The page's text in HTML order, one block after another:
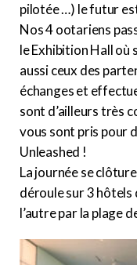
pilotée …) le futur
Nos 4 ootariens
le Exhibition Hall où
aussi ceux des
échanges et
sont d’ailleurs très
vous sont pris pour
Unleashed !
La journée se
déroule sur 3 hôtels
l’autre par la plage